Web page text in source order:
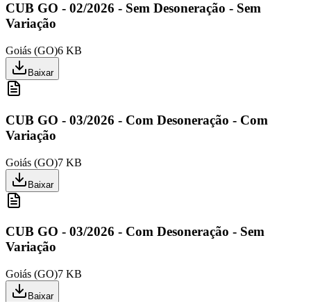
CUB GO - 02/2026 - Sem Desoneração - Sem
Variação
Goiás (GO)6 KB
Baixar
CUB GO - 03/2026 - Com Desoneração - Com
Variação
Goiás (GO)7 KB
Baixar
CUB GO - 03/2026 - Com Desoneração - Sem
Variação
Goiás (GO)7 KB
Baixar